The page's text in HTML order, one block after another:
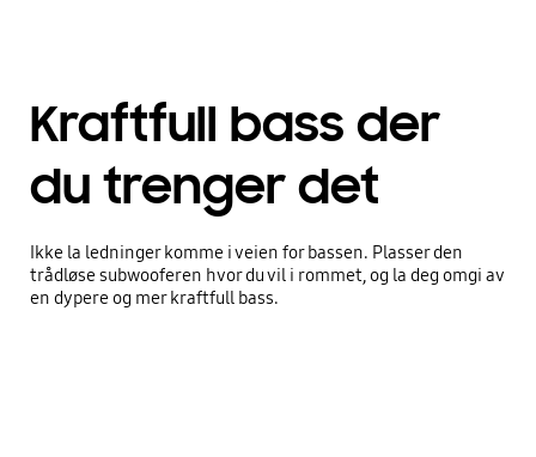
Kraftfull bass der
du trenger det
Ikke la ledninger komme i veien for bassen. Plasser den
trådløse subwooferen hvor du vil i rommet, og la deg omgi av
en dypere og mer kraftfull bass.